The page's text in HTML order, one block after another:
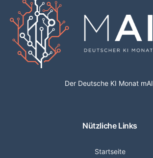
Der Deutsche KI Monat mAI
Nützliche Links
Startseite